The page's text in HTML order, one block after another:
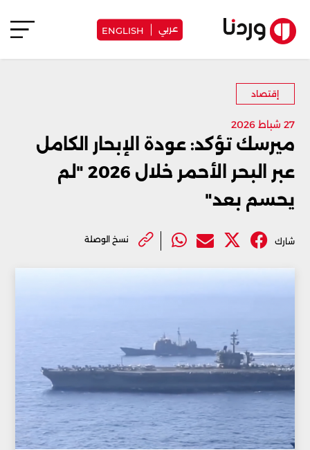
عربي ENGLISH
إقتصاد
27 شباط 2026
ميرسك تؤكد: عودة الإبحار الكامل
عبر البحر الأحمر خلال 2026 "لم
يحسم بعد"
شارك نسخ الوصلة